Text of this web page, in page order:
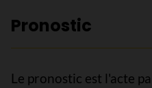
Pronostic
Le pronostic est l'acte